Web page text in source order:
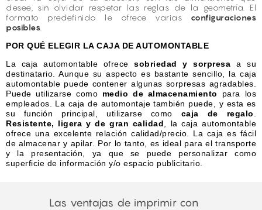
desee, sin olvidar respetar las reglas de la geometría. El
formato predefinido le ofrece varias configuraciones
posibles
POR QUÉ ELEGIR LA CAJA DE AUTOMONTABLE
La caja automontable ofrecesobriedad y sorpresa a su
destinatario. Aunque su aspecto es bastante sencillo, la caja
automontable puede contener algunas sorpresas agradables.
Puede utilizarse como medio de almacenamiento
para los
empleados. La caja de automontaje también puede, y esta es
su función principal, utilizarse como caja de regalo
Resistente, ligera y de gran calidad , la caja automontable
ofrece una excelente relación calidad/precio. La caja es fácil
de almacenar y apilar. Por lo tanto, es ideal para el transporte
y la presentación, ya que se puede personalizar como
superficie de información y/o espacio publicitario.
Las ventajas de imprimir con